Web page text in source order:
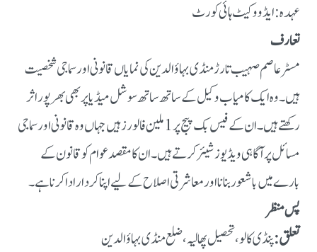
عہدہ: ایڈووکیٹ ہائی کورٹ
تعارف
مسٹر عاصم صہیب تارڑ منڈی بہاؤالدین کی نمایاں قانونی اور سماجی شخصیت
ہیں۔ وہ ایک کامیاب وکیل کے ساتھ ساتھ سوشل میڈیا پر بھی بھرپور اثر
رکھتے ہیں۔ ان کے فیس بک پیج پر 1 ملین فالورز ہیں جہاں وہ قانونی اور سماجی
مسائل پر آگاہی ویڈیوز شیئر کرتے ہیں۔ ان کا مقصد عوام کو قانون کے
بارے میں باشعور بنانا اور معاشرتی اصلاح کے لیے اپنا کردار ادا کرنا ہے۔
پس منظر
تعلق:پنڈی کالو، تحصیل پھالیہ، ضلع منڈی بہاؤالدین